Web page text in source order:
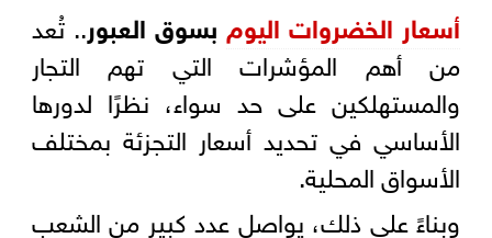
أسعار الخضروات اليومبسوق العبور.. تُعد
من أهم المؤشرات التي تهم التجار
والمستهلكين على حد سواء، نظرًا لدورها
الأساسي في تحديد أسعار التجزئة بمختلف
الأسواق المحلية.
وبناءً على ذلك، يواصل عدد كبير من الشعب